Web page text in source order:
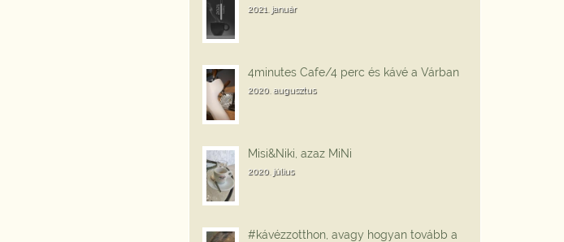
2021. január
4minutes Cafe/4 perc és kávé a Várban
2020. augusztus
Misi&Niki, azaz MiNi
2020. július
#kávézzotthon, avagy hogyan tovább a